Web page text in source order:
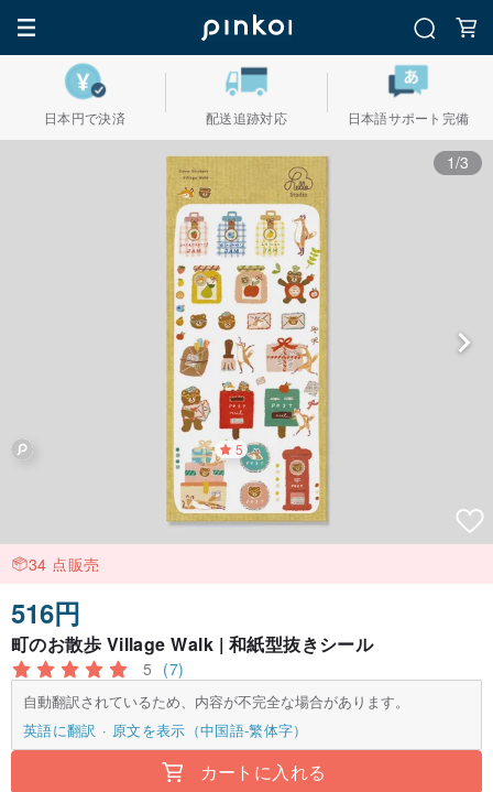
日本円で決済 配送追跡対応 日本語サポート完備
1/3
5
34 点販売
516円
町のお散歩 Village Walk | 和紙型抜きシール
5 (7)
自動翻訳されているため、内容が不完全な場合があります。
英語に翻訳
原文を表示（中国語-繁体字）
カートに入れる